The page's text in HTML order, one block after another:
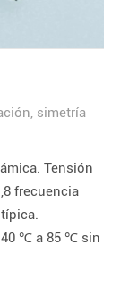
simetría
Tensión
frecuencia
40 ℃ a 85 ℃ sin